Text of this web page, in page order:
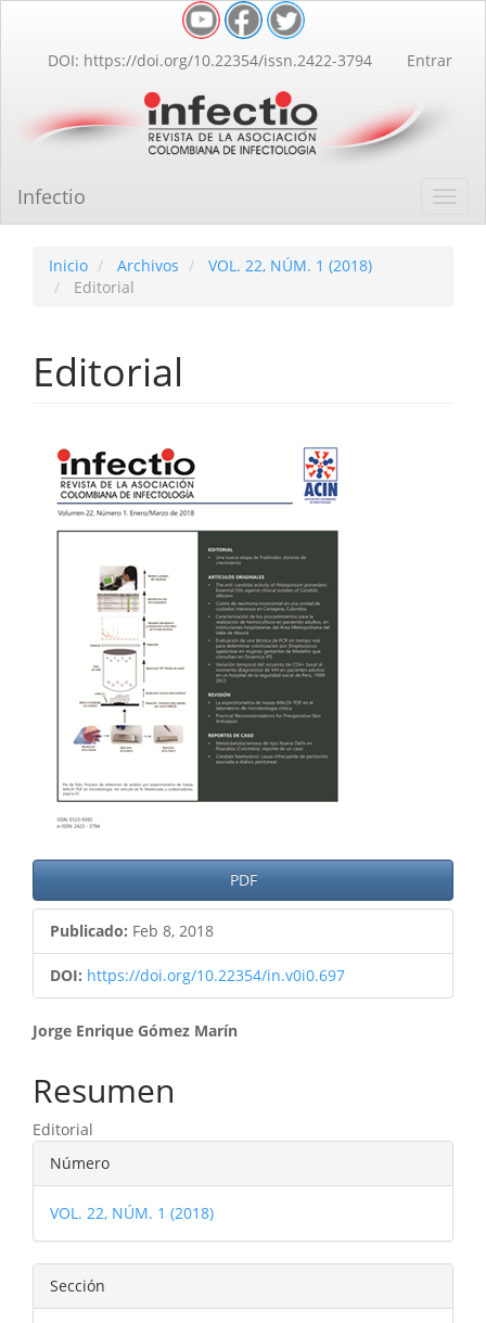
Contenido
principal
lateral
DOI: https://doi.org/10.22354/issn.2422-3794 Entrar
Infectio
Inicio Archivos
VOL. 22, NÚM. 1 (2018)
Editorial
Editorial
Barra
lateral
del
PDF
Publicado: Feb 8, 2018
DOI: https://doi.org/10.22354/in.v0i0.697
Contenido
principal
del
artículo
Jorge Enrique Gómez Marín
Resumen
Editorial
Detalles
del
artículo
Número
VOL. 22, NÚM. 1 (2018)
Sección